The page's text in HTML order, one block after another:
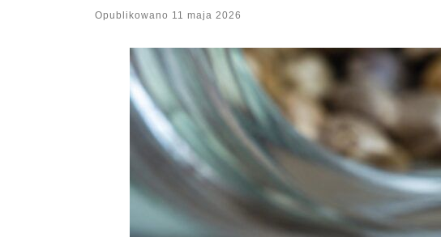
Opublikowano 11 maja 2026